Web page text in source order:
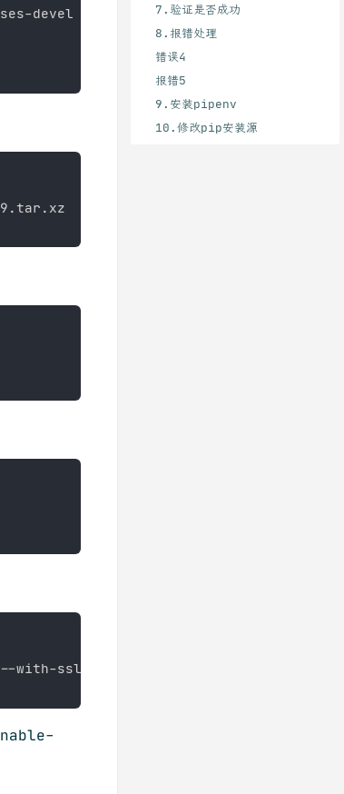
7.验证是否成功
8.报错处理
错误4
报错5
9.安装pipenv
10.修改pip安装源
devel sqlite-devel readline-devel tk-
with-ssl-default-suites